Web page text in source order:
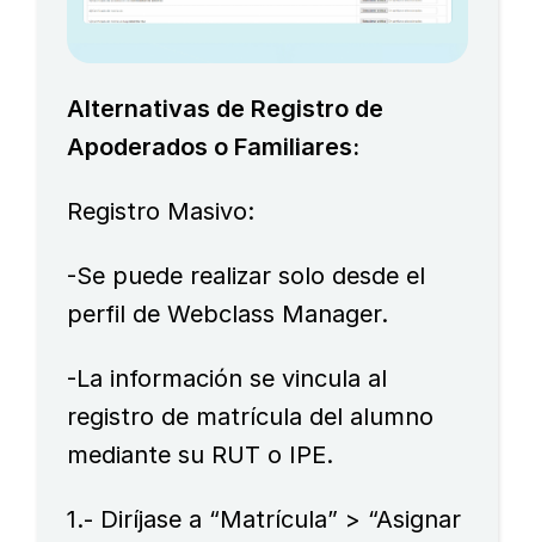
Alternativas de Registro de
Apoderados o Familiares:
Registro Masivo:
-Se puede realizar solo desde el
perfil de Webclass Manager.
-La información se vincula al
registro de matrícula del alumno
mediante su RUT o IPE.
1.- Diríjase a “Matrícula” > “Asignar